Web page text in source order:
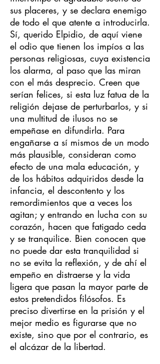
sus placeres, y se declara enemigo
de todo el que atente a introducirla.
Sí, querido Elpidio, de aquí viene
el odio que tienen los impíos a las
personas religiosas, cuya existencia
los alarma, al paso que las miran
con el más desprecio. Creen que
serían felices, si esta luz fatua de la
religión dejase de perturbarlos, y si
una multitud de ilusos no se
empeñase en difundirla. Para
engañarse a sí mismos de un modo
más plausible, consideran como
efecto de una mala educación, y
de los hábitos adquiridos desde la
infancia, el descontento y los
remordimientos que a veces los
agitan; y entrando en lucha con su
corazón, hacen que fatigado ceda
y se tranquilice. Bien conocen que
no puede dar esta tranquilidad si
no se evita la reflexión, y de ahí el
empeño en distraerse y la vida
ligera que pasan la mayor parte de
estos pretendidos filósofos. Es
preciso divertirse en la prisión y el
mejor medio es figurarse que no
existe, sino que por el contrario, es
el alcázar de la libertad.